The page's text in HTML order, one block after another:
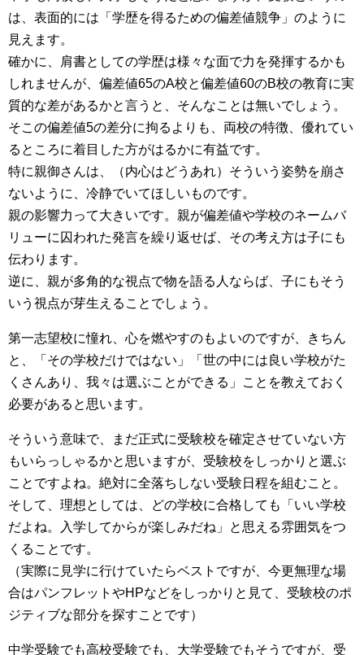
は、表面的には「学歴を得るための偏差値競争」のように
見えます。
確かに、肩書としての学歴は様々な面で力を発揮するかも
しれませんが、偏差値65のA校と偏差値60のB校の教育に実
質的な差があるかと言うと、そんなことは無いでしょう。
そこの偏差値5の差分に拘るよりも、両校の特徴、優れてい
るところに着目した方がはるかに有益です。
特に親御さんは、（内心はどうあれ）そういう姿勢を崩さ
ないように、冷静でいてほしいものです。
親の影響力って大きいです。親が偏差値や学校のネームバ
リューに囚われた発言を繰り返せば、その考え方は子にも
伝わります。
逆に、親が多角的な視点で物を語る人ならば、子にもそう
いう視点が芽生えることでしょう。
第一志望校に憧れ、心を燃やすのもよいのですが、きちん
と、「その学校だけではない」「世の中には良い学校がた
くさんあり、我々は選ぶことができる」ことを教えておく
必要があると思います。
そういう意味で、まだ正式に受験校を確定させていない方
もいらっしゃるかと思いますが、受験校をしっかりと選ぶ
ことですよね。絶対に全落ちしない受験日程を組むこと。
そして、理想としては、どの学校に合格しても「いい学校
だよね。入学してからが楽しみだね」と思える雰囲気をつ
くることです。
（実際に見学に行けていたらベストですが、今更無理な場
合はパンフレットやHPなどをしっかりと見て、受験校のポ
ジティブな部分を探すことです）
中学受験でも高校受験でも、大学受験でもそうですが、受